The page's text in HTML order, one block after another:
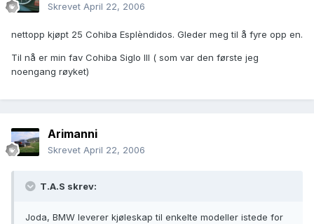
Skrevet April 22, 2006
nettopp kjøpt 25 Cohiba Esplèndidos. Gleder meg til å fyre opp en.
Til nå er min fav Cohiba Siglo III ( som var den første jeg
noengang røyket)
Arimanni
Skrevet April 22, 2006
T.A.S skrev:
Joda, BMW leverer kjøleskap til enkelte modeller istede for